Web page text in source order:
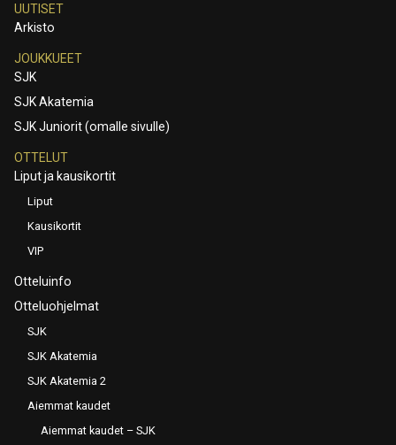
UUTISET
Arkisto
JOUKKUEET
SJK
SJK Akatemia
SJK Juniorit (omalle sivulle)
OTTELUT
Liput ja kausikortit
Liput
Kausikortit
VIP
Otteluinfo
Otteluohjelmat
SJK
SJK Akatemia
SJK Akatemia 2
Aiemmat kaudet
Aiemmat kaudet – SJK